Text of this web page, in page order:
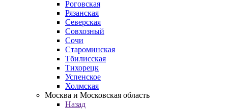
Роговская
Рязанская
Северская
Совхозный
Сочи
Староминская
Тбилисская
Тихорецк
Успенское
Холмская
Москва и Московская область
Назад